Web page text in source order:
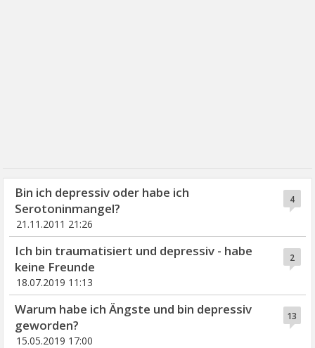
4
Bin ich depressiv oder habe ich
Serotoninmangel?
21.11.2011 21:26
2
Ich bin traumatisiert und depressiv - habe
keine Freunde
18.07.2019 11:13
13
Warum habe ich Ängste und bin depressiv
geworden?
15.05.2019 17:00